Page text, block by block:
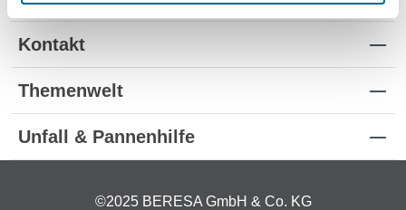
Kontakt
Themenwelt
Unfall & Pannenhilfe
©2025 BERESA GmbH & Co. KG